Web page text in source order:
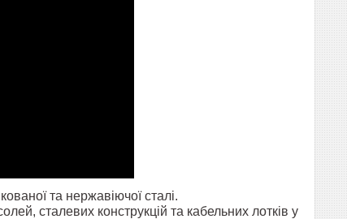
та нержавіючої сталі.
сталевих конструкцій та кабельних лотків у